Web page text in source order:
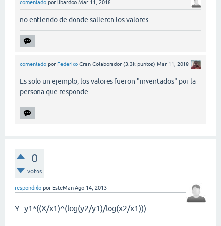
comentado por libardoo Mar 11, 2018
no entiendo de donde salieron los valores
comentado por Federico Gran Colaborador (3.3k puntos) Mar 11, 2018
Es solo un ejemplo, los valores fueron "inventados" por la
persona que responde.
0
votos
respondido por EsteMan Ago 14, 2013
Y=y1*((X/x1)^(log(y2/y1)/log(x2/x1)))